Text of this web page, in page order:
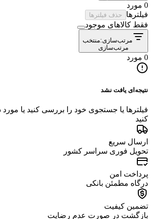
0 مورد
فیلترها
حذف فیلترها
فقط کالاهای موجود
مرتب‌سازی:منتخب
مرتب‌سازی
0 مورد
نتیجه‌ای یافت نشد
فیلترها یا جستجوی خود را بررسی کنید یا مورد
کنید
ارسال سریع
تحویل فوری سراسر کشور
پرداخت امن
درگاه مطمئن بانکی
تضمین کیفیت
بازگشت در صورت عدم رضایت